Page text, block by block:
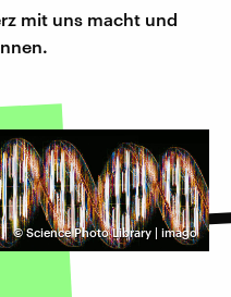
mit uns macht und
©Science Photo Library | imago